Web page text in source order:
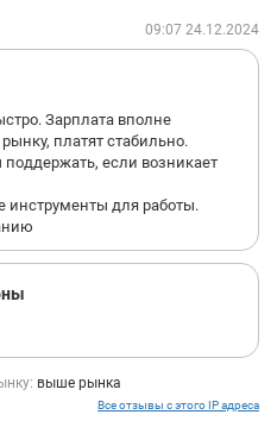
09:07 24.12.2024
Зарплата вполне
платят стабильно.
если возникает
инструменты для работы.
выше рынка
Все отзывы с этого IP адреса